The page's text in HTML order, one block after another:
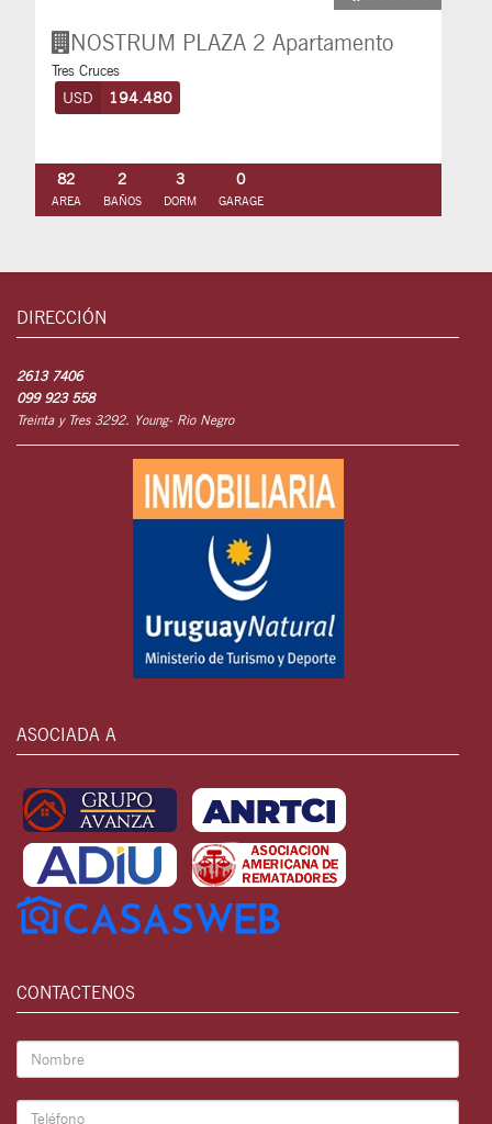
NOSTRUM PLAZA 2 Apartamento
Tres Cruces
USD 194.480
82
AREA
2
BAÑOS
3
DORM
0
GARAGE
DIRECCIÓN
2613 7406
099 923 558
Treinta y Tres 3292. Young- Rio Negro
ASOCIADA A
CONTACTENOS